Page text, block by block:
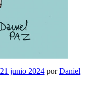
21 junio 2024 porDaniel